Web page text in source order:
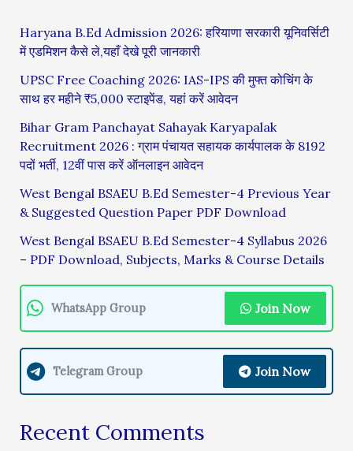
Haryana B.Ed Admission 2026: हरियाणा सरकारी यूनिवर्सिटी
में एडमिशन कैसे ले,यहाँ देखे पूरी जानकारी
UPSC Free Coaching 2026: IAS-IPS की मुफ्त कोचिंग के
साथ हर महीने ₹5,000 स्टाइपेंड, यहां करें आवेदन
Bihar Gram Panchayat Sahayak Karyapalak
Recruitment 2026 : ग्राम पंचायत सहायक कार्यपालक के 8192
पदों भर्ती, 12वीं पास करें ऑनलाइन आवेदन
West Bengal BSAEU B.Ed Semester-4 Previous Year
& Suggested Question Paper PDF Download
West Bengal BSAEU B.Ed Semester-4 Syllabus 2026
– PDF Download, Subjects, Marks & Course Details
WhatsApp Group Join Now
Telegram Group Join Now
Recent Comments